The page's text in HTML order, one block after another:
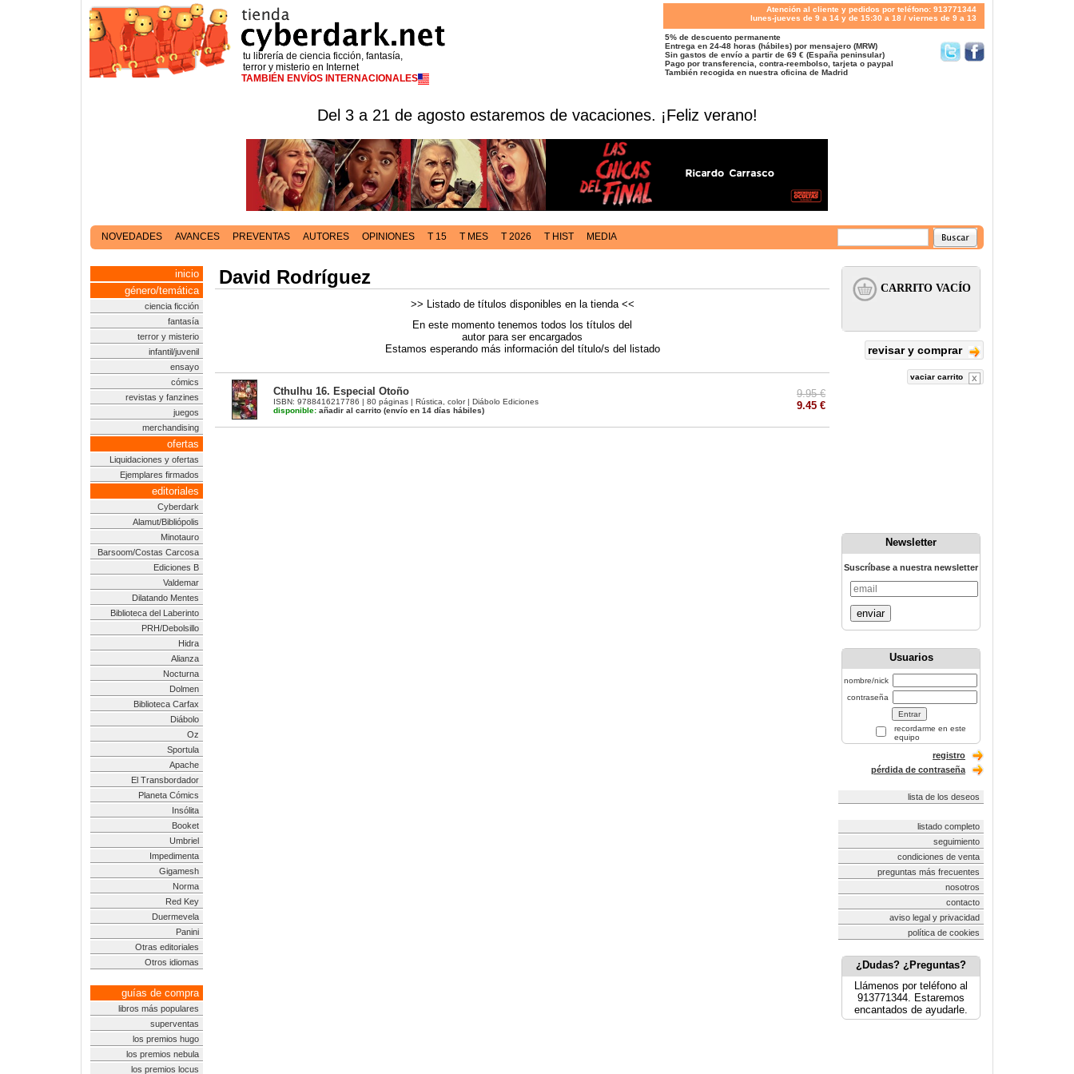
tu librería de ciencia ficción, fantasía,
terror y misterio en Internet
TAMBIÉN ENVÍOS INTERNACIONALES
Atención al cliente y pedidos por teléfono: 913771344
lunes-jueves de 9 a 14 y de 15:30 a 18 / viernes de 9 a 13
5% de descuento permanente
Entrega en 24-48 horas (hábiles) por mensajero (MRW)
Sin gastos de envío a partir de 69 € (España peninsular)
Pago por transferencia, contra-reembolso, tarjeta o paypal
También recogida en nuestra oficina de Madrid
Del 3 a 21 de agosto estaremos de vacaciones. ¡Feliz verano!
NOVEDADES AVANCES PREVENTAS AUTORES OPINIONES T 15 T MES T 2026 T HIST MEDIA
inicio
género/temática
ciencia ficción
fantasía
terror y misterio
infantil/juvenil
ensayo
cómics
revistas y fanzines
juegos
merchandising
ofertas
Liquidaciones y ofertas
Ejemplares firmados
editoriales
Cyberdark
Alamut/Bibliópolis
Minotauro
Barsoom/Costas Carcosa
Ediciones B
Valdemar
Dilatando Mentes
Biblioteca del Laberinto
PRH/Debolsillo
Hidra
Alianza
Nocturna
Dolmen
Biblioteca Carfax
Diábolo
Oz
Sportula
Apache
El Transbordador
Planeta Cómics
Insólita
Booket
Umbriel
Impedimenta
Gigamesh
Norma
Red Key
Duermevela
Panini
Otras editoriales
Otros idiomas
guías de compra
libros más populares
superventas
los premios hugo
los premios nebula
los premios locus
David Rodríguez
>> Listado de títulos disponibles en la tienda <<
En este momento tenemos todos los títulos del
autor para ser encargados
Estamos esperando más información del título/s del listado
Cthulhu 16. Especial Otoño
ISBN: 9788416217786 | 80 páginas | Rústica, color | Diábolo Ediciones
disponible: añadir al carrito (envío en 14 días hábiles)
9.95 €
9.45 €
revisar y comprar
vaciar carrito
Newsletter
Suscríbase a nuestra newsletter
enviar
Usuarios
nombre/nick
contraseña
recordarme en este
equipo
registro
pérdida de contraseña
lista de los deseos
listado completo
seguimiento
condiciones de venta
preguntas más frecuentes
nosotros
contacto
aviso legal y privacidad
política de cookies
¿Dudas? ¿Preguntas?
Llámenos por teléfono al
913771344. Estaremos
encantados de ayudarle.